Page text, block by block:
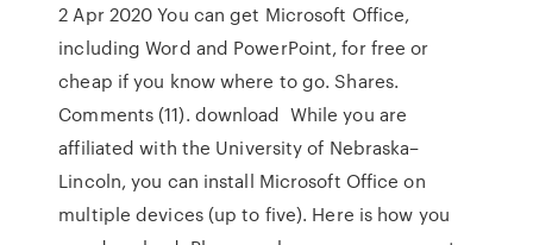
2 Apr 2020 You can get Microsoft Office,
including Word and PowerPoint, for free or
cheap if you know where to go. Shares.
Comments (11). download While you are
affiliated with the University of Nebraska–
Lincoln, you can install Microsoft Office on
multiple devices (up to five). Here is how you